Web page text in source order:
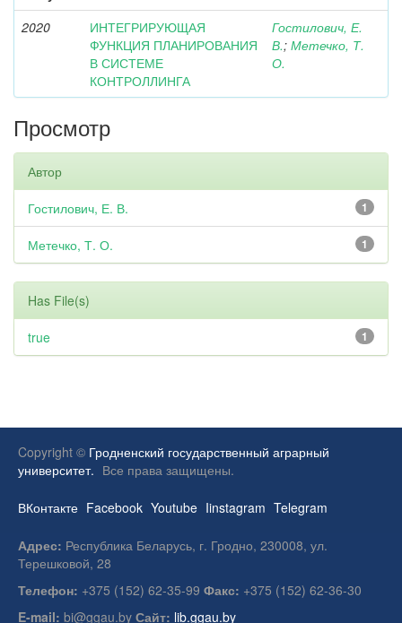
2020
ИНТЕГРИРУЮЩАЯ
ФУНКЦИЯ ПЛАНИРОВАНИЯ
В СИСТЕМЕ
КОНТРОЛЛИНГА
Гостилович, Е.
В.; Метечко, Т.
О.
Просмотр
Автор
1
Гостилович, Е. В.
1
Метечко, Т. О.
Has File(s)
1
true
Copyright © Гродненский государственный аграрный
университет. Все права защищены.
ВКонтакте Facebook Youtube Iinstagram Telegram
Адрес: Республика Беларусь, г. Гродно, 230008, ул.
Терешковой, 28
Телефон: +375 (152) 62-35-99 Факс: +375 (152) 62-36-30
E-mail: bi@ggau.by Сайт: lib.ggau.by